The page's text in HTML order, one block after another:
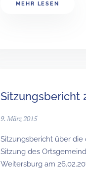
MEHR LESEN
Sitzungsbericht
9. März 2015
Sitzungsbericht über
Sitzung des
Weitersburg am